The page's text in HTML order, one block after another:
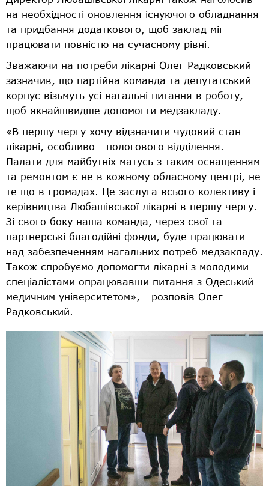
на необхідності оновлення існуючого обладнання
та придбання додаткового, щоб заклад міг
працювати повністю на сучасному рівні.
Зважаючи на потреби лікарні Олег Радковський
зазначив, що партійна команда та депутатський
корпус візьмуть усі нагальні питання в роботу,
щоб якнайшвидше допомогти медзакладу.
«В першу чергу хочу відзначити чудовий стан
лікарні, особливо - пологового відділення.
Палати для майбутніх матусь з таким оснащенням
та ремонтом є не в кожному обласному центрі, не
те що в громадах. Це заслуга всього колективу і
керівництва Любашівської лікарні в першу чергу.
Зі свого боку наша команда, через свої та
партнерські благодійні фонди, буде працювати
над забезпеченням нагальних потреб медзакладу.
Також спробуємо допомогти лікарні з молодими
спеціалістами опрацювавши питання з Одеський
медичним університетом», - розповів Олег
Радковський.